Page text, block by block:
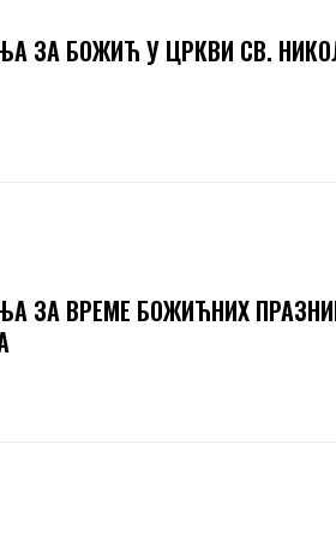
ЗА БОЖИЋ У ЦРКВИ СВ.
ЗА ВРЕМЕ БОЖИЋНИХ